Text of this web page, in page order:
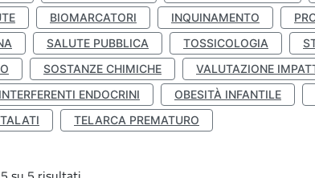
BIOMARCATORI INQUINAMENTO
SALUTE PUBBLICA TOSSICOLOGIA
SOSTANZE CHIMICHE VALUTAZIONE
INTERFERENTI ENDOCRINI OBESITÀ INFANTILE
TELARCA PREMATURO